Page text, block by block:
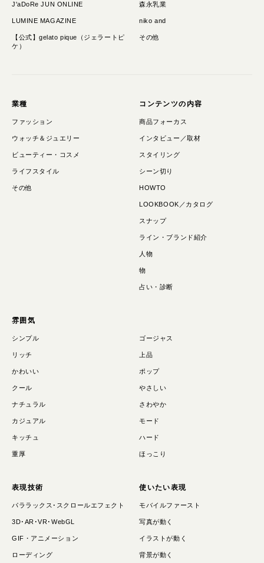
J'aDoRe JUN ONLINE 森永乳業
LUMINE MAGAZINE niko and
【公式】gelato pique（ジェラートピ
ケ）
その他
業種
ファッション
ウォッチ＆ジュエリー
ビューティー・コスメ
ライフスタイル
その他
コンテンツの内容
商品フォーカス
インタビュー／取材
スタイリング
シーン切り
HOWTO
LOOKBOOK／カタログ
スナップ
ライン・ブランド紹介
人物
物
占い・診断
雰囲気
シンプル ゴージャス
リッチ 上品
かわいい ポップ
クール やさしい
ナチュラル さわやか
カジュアル モード
キッチュ ハード
重厚 ほっこり
表現技術
パララックス･スクロールエフェクト
3D･AR･VR･WebGL
GIF・アニメーション
ローディング
使いたい表現
モバイルファースト
写真が動く
イラストが動く
背景が動く